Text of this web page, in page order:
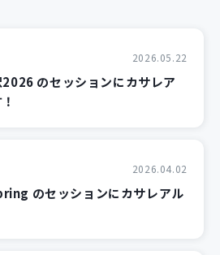
2026.05.22
のセッションにカサレア
2026.04.02
のセッションにカサレアル